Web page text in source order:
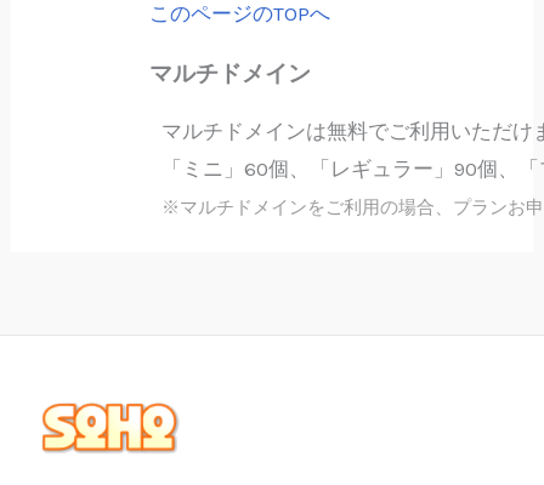
このページのTOPへ
マルチドメイン
マルチドメインは無料でご利用いただけ
「ミニ」60個、「レギュラー」90個、
※マルチドメインをご利用の場合、プランお